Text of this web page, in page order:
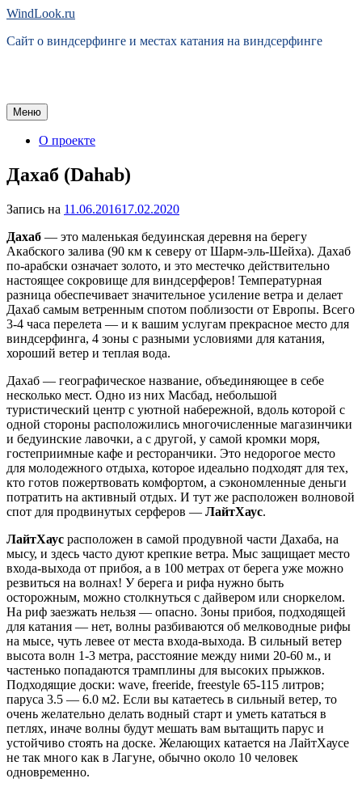
Перейти
содержимому
WindLook.ru
Сайт о виндсерфинге и местах катания на виндсерфинге
Меню
О проекте
Дахаб (Dahab)
Запись на 11.06.201617.02.2020
Дахаб — это маленькая бедуинская деревня на берегу
Акабского залива (90 км к северу от Шарм-эль-Шейха). Дахаб
по-арабски означает золото, и это местечко действительно
настоящее сокровище для виндсерферов! Температурная
разница обеспечивает значительное усиление ветра и делает
Дахаб самым ветренным спотом поблизости от Европы. Всего
3-4 часа перелета — и к вашим услугам прекрасное место для
виндсерфинга, 4 зоны с разными условиями для катания,
хороший ветер и теплая вода.
Дахаб — географическое название, объединяющее в себе
несколько мест. Одно из них Масбад, небольшой
туристический центр с уютной набережной, вдоль которой с
одной стороны расположились многочисленные магазинчики
и бедуинские лавочки, а с другой, у самой кромки моря,
гостеприимные кафе и ресторанчики. Это недорогое место
для молодежного отдыха, которое идеально подходят для тех,
кто готов пожертвовать комфортом, а сэкономленные деньги
потратить на активный отдых. И тут же расположен волновой
спот для продвинутых серферов — ЛайтХаус.
ЛайтХаус расположен в самой продувной части Дахаба, на
мысу, и здесь часто дуют крепкие ветра. Мыс защищает место
входа-выхода от прибоя, а в 100 метрах от берега уже можно
резвиться на волнах! У берега и рифа нужно быть
осторожным, можно столкнуться с дайвером или сноркелом.
На риф заезжать нельзя — опасно. Зоны прибоя, подходящей
для катания — нет, волны разбиваются об мелководные рифы
на мысе, чуть левее от места входа-выхода. В сильный ветер
высота волн 1-3 метра, расстояние между ними 20-60 м., и
частенько попадаются трамплины для высоких прыжков.
Подходящие доски: wave, freeride, freestyle 65-115 литров;
паруса 3.5 — 6.0 м2. Если вы катаетесь в сильный ветер, то
очень желательно делать водный старт и уметь кататься в
петлях, иначе волны будут мешать вам вытащить парус и
устойчиво стоять на доске. Желающих катается на ЛайтХаусе
не так много как в Лагуне, обычно около 10 человек
одновременно.